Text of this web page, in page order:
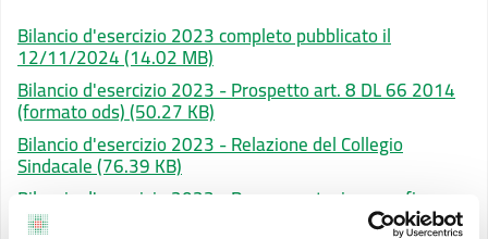
Bilancio d'esercizio 2023 completo pubblicato il
12/11/2024(14.02 MB)
Bilancio d'esercizio 2023 - Prospetto art. 8 DL 66 2014
(formato ods)(50.27 KB)
Bilancio d'esercizio 2023 - Relazione del Collegio
Sindacale(76.39 KB)
Bilancio d'esercizio 2023 - Rappresentazione grafica
(188.41 KB)